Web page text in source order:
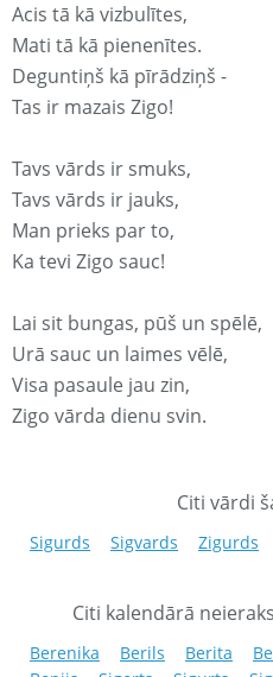
Acis tā kā vizbulītes,
Mati tā kā pienenītes.
Deguntiņš kā pīrādziņš -
Tas ir mazais Zigo!
Tavs vārds ir smuks,
Tavs vārds ir jauks,
Man prieks par to,
Ka tevi Zigo sauc!
Lai sit bungas, pūš un spēlē,
Urā sauc un laimes vēlē,
Visa pasaule jau zin,
Zigo vārda dienu svin.
Citi vārdi
Sigurds Sigvards Zigurds
Citi kalendārā
Berenika Berils Berita